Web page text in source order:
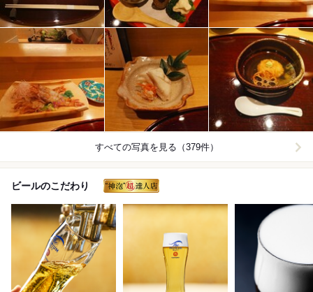
すべての写真を見る（379件）
ビールのこだわり